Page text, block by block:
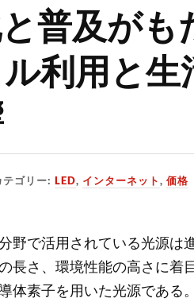
普及がも
利用と生
テゴリー:LED, インターネット,価格
野で活用されている光源は
長さ、環境性能の高さに着
体素子を用いた光源である